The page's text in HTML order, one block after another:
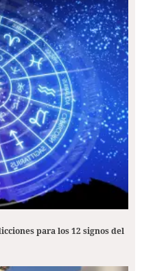
para los 12 signos del